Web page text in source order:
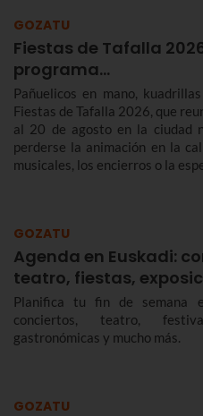
GOZATU
Fiestas de Tafalla
programa…
Pañuelicos en mano,
Fiestas de Tafalla 2026, que
al 20 de agosto en la ciudad
perderse la animación en la
musicales, los encierros o la
GOZATU
Agenda en Euskadi:
teatro, fiestas,
Planifica tu fin de semana
conciertos, teatro,
gastronómicas y mucho más.
GOZATU